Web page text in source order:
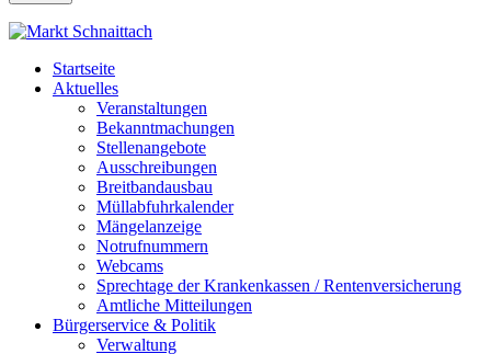
Startseite
Aktuelles
Veranstaltungen
Bekanntmachungen
Stellenangebote
Ausschreibungen
Breitbandausbau
Müllabfuhrkalender
Mängelanzeige
Notrufnummern
Webcams
Sprechtage der Krankenkassen / Rentenversicherung
Amtliche Mitteilungen
Bürgerservice & Politik
Verwaltung